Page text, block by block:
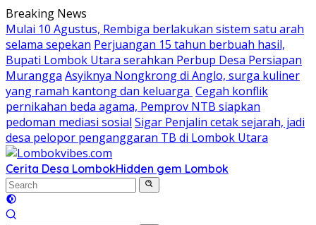
Skip
to
content
Breaking News
Mulai 10 Agustus, Rembiga berlakukan sistem satu arah
selama sepekan Perjuangan 15 tahun berbuah hasil,
Bupati Lombok Utara serahkan Perbup Desa Persiapan
Murangga Asyiknya Nongkrong di Anglo, surga kuliner
yang ramah kantong dan keluarga Cegah konflik
pernikahan beda agama, Pemprov NTB siapkan
pedoman mediasi sosial Sigar Penjalin cetak sejarah, jadi
desa pelopor penganggaran TB di Lombok Utara
Cerita Desa LombokHidden gem Lombok